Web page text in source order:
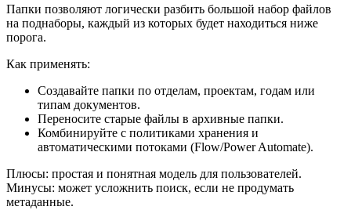
Папки позволяют логически разбить большой набор файлов
на поднаборы, каждый из которых будет находиться ниже
порога.
Как применять:
Создавайте папки по отделам, проектам, годам или
типам документов.
Переносите старые файлы в архивные папки.
Комбинируйте с политиками хранения и
автоматическими потоками (Flow/Power Automate).
Плюсы: простая и понятная модель для пользователей.
Минусы: может усложнить поиск, если не продумать
метаданные.